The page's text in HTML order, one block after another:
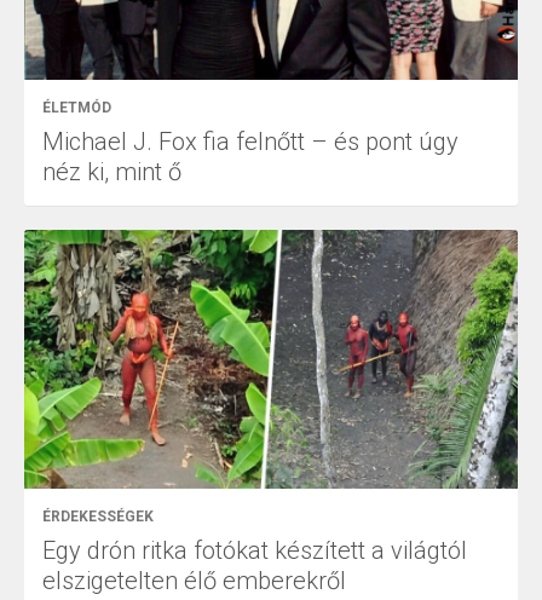
ÉLETMÓD
Michael J. Fox fia felnőtt – és pont úgy
néz ki, mint ő
ÉRDEKESSÉGEK
Egy drón ritka fotókat készített a világtól
elszigetelten élő emberekről